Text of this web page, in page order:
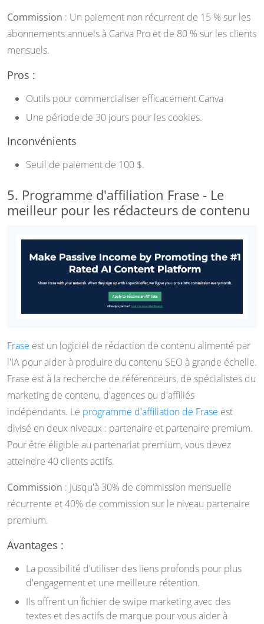
Commission : Un paiement non récurrent de 15 % sur les
abonnements annuels à Canva Pro et de 80 % sur les clients
mensuels.
Pros :
Outils pour commercialiser efficacement Canva
Une période de 30 jours pour les cookies.
Inconvénients
Seuil de paiement de 100 $.
5. Programme d'affiliation Frase - Le
meilleur pour les rédacteurs de contenu
Frase est un logiciel de rédaction de contenu alimenté par
l'IA pour aider à produire du contenu SEO à grande échelle.
Frase est à la recherche de référenceurs, de spécialistes du
marketing de contenu, d'agences ou d'affiliés
indépendants. Le programme d'affiliation de Frase est
divisé en deux niveaux : partenaire et partenaire premium.
Pour être éligible au partenariat premium, vous devez
atteindre 40 clients actifs.
Commission : Jusqu'à 30% de commission mensuelle
récurrente et 40% de commission sur le niveau partenaire
premium.
Avantages :
La possibilité d'utiliser des liens profonds pour plus
d'engagement et une meilleure rétention.
Ils offrent un fichier de swipe marketing avec des
textes et des actifs de marque pour vous aider à